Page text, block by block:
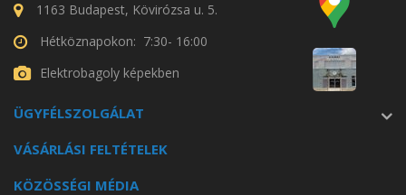
1163 Budapest, Kövirózsa u. 5.
Hétköznapokon: 7:30- 16:00
Elektrobagoly képekben
ÜGYFÉLSZOLGÁLAT
VÁSÁRLÁSI FELTÉTELEK
KÖZÖSSÉGI MÉDIA